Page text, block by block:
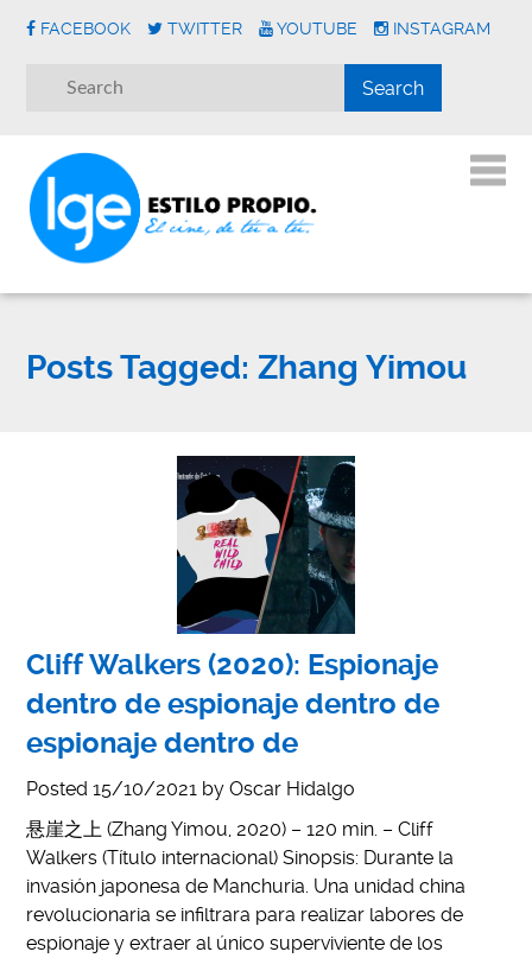
FACEBOOK TWITTER YOUTUBE INSTAGRAM
Posts Tagged: Zhang Yimou
Cliff Walkers (2020): Espionaje
dentro de espionaje dentro de
espionaje dentro de
Posted15/10/2021 byOscar Hidalgo
悬崖之上 (Zhang Yimou, 2020) – 120 min. – Cliff
Walkers (Título internacional) Sinopsis: Durante la
invasión japonesa de Manchuria. Una unidad china
revolucionaria se infiltrara para realizar labores de
espionaje y extraer al único superviviente de los